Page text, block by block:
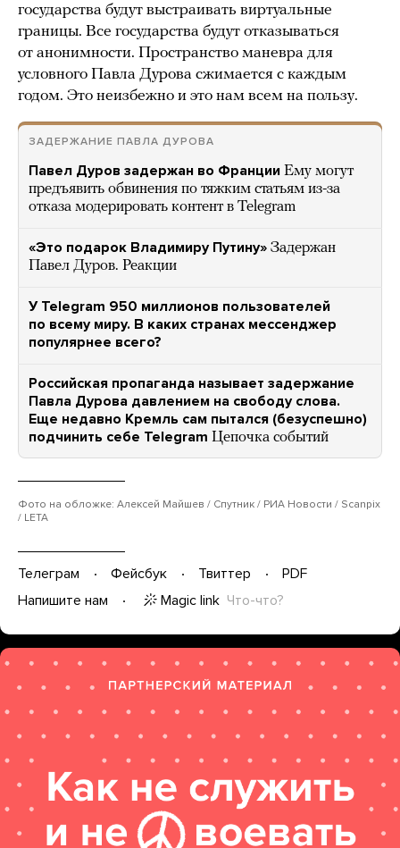
государства будут выстраивать виртуальные
границы. Все государства будут отказываться
от анонимности. Пространство маневра для
условного Павла Дурова сжимается с каждым
годом. Это неизбежно и это нам всем на пользу.
ЗАДЕРЖАНИЕ ПАВЛА ДУРОВА
Павел Дуров задержан во Франции Ему могут
предъявить обвинения по тяжким статьям из-за
отказа модерировать контент в Telegram
«Это подарок Владимиру Путину» Задержан
Павел Дуров. Реакции
У Telegram 950 миллионов пользователей
по всему миру. В каких странах мессенджер
популярнее всего?
Российская пропаганда называет задержание
Павла Дурова давлением на свободу слова.
Еще недавно Кремль сам пытался (безуспешно)
подчинить себе Telegram Цепочка событий
Фото на обложке: Алексей Майшев / Спутник / РИА Новости / Scanpix
/ LETA
Телеграм Фейсбук Твиттер
PDF
Напишите нам
Magic link Что-что?